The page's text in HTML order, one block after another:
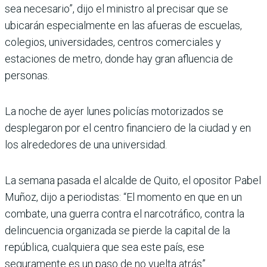
sea necesario”, dijo el ministro al precisar que se
ubicarán especialmente en las afueras de escuelas,
colegios, universidades, centros comerciales y
estaciones de metro, donde hay gran afluencia de
personas.
La noche de ayer lunes policías motorizados se
desplegaron por el centro financiero de la ciudad y en
los alrededores de una universidad.
La semana pasada el alcalde de Quito, el opositor Pabel
Muñoz, dijo a periodistas: “El momento en que en un
combate, una guerra contra el narcotráfico, contra la
delincuencia organizada se pierde la capital de la
república, cualquiera que sea este país, ese
seguramente es un paso de no vuelta atrás”.